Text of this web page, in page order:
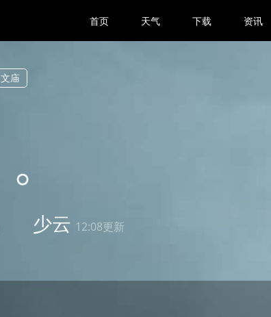
首页 天气 下载 资讯
文庙
少云 12:08更新